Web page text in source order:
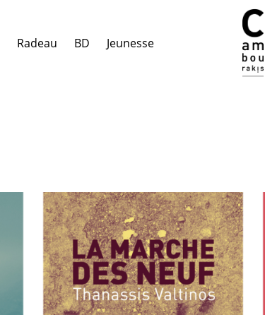
Radeau BD Jeunesse